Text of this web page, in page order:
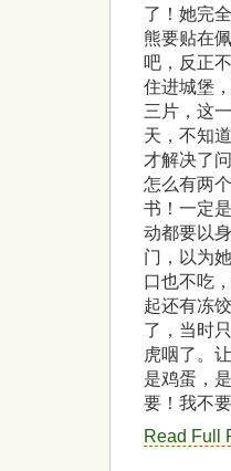
了！她完
熊要贴在
吧，反正
住进城堡
三片，这
天，不知
才解决了
怎么有两
书！一定
动都要以
门，以为
口也不吃
起还有冻
了，当时
虎咽了。
是鸡蛋，
要！我不
Read Full